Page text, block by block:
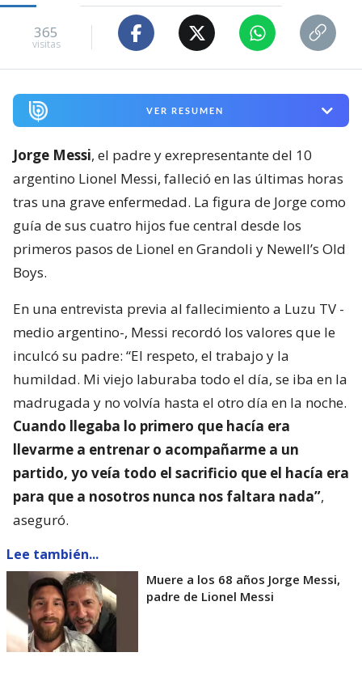
365
visitas
VER RESUMEN
Jorge Messi, el padre y exrepresentante del 10
argentino Lionel Messi, falleció en las últimas horas
tras una grave enfermedad. La figura de Jorge como
guía de sus cuatro hijos fue central desde los
primeros pasos de Lionel en Grandoli y Newell’s Old
Boys.
En una entrevista previa al fallecimiento a Luzu TV -
medio argentino-, Messi recordó los valores que le
inculcó su padre: “El respeto, el trabajo y la
humildad. Mi viejo laburaba todo el día, se iba en la
madrugada y no volvía hasta el otro día en la noche.
Cuando llegaba lo primero que hacía era
llevarme a entrenar o acompañarme a un
partido, yo veía todo el sacrificio que el hacía era
para que a nosotros nunca nos faltara nada”,
aseguró.
Lee también...
Muere a los 68 años Jorge Messi,
padre de Lionel Messi